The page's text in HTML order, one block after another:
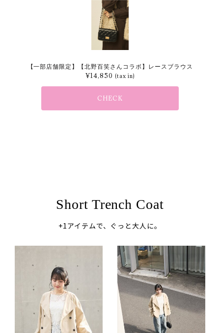
【一部店舗限定】【北野百笑さんコラボ】レースブラウス
¥14,850 (tax in)
CHECK
Short Trench Coat
+1アイテムで、ぐっと大人に。